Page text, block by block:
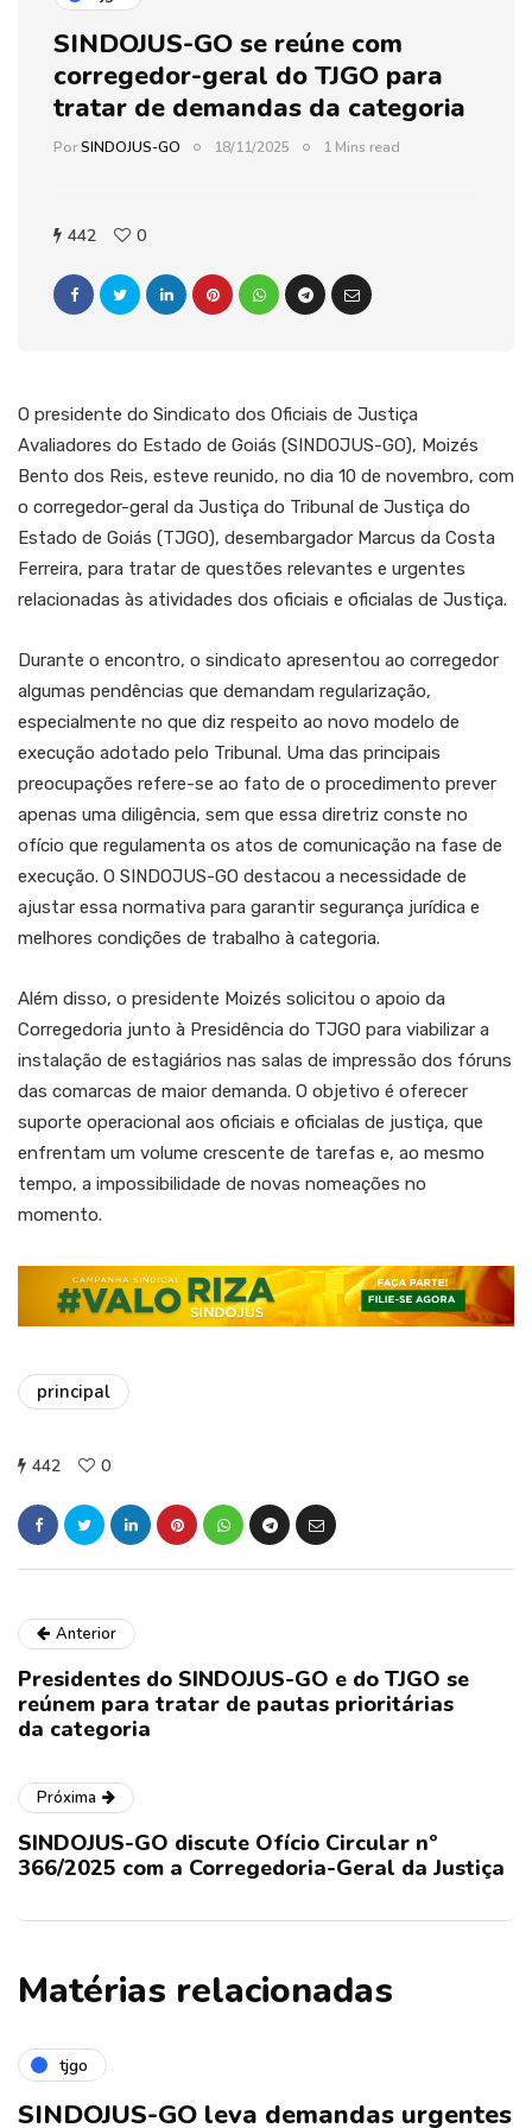
SINDOJUS-GO se reúne com
corregedor-geral do TJGO para
tratar de demandas da categoria
PorSINDOJUS-GO 18/11/2025 1 Mins read
442 0
O presidente do Sindicato dos Oficiais de Justiça
Avaliadores do Estado de Goiás (SINDOJUS-GO), Moizés
Bento dos Reis, esteve reunido, no dia 10 de novembro, com
o corregedor-geral da Justiça do Tribunal de Justiça do
Estado de Goiás (TJGO), desembargador Marcus da Costa
Ferreira, para tratar de questões relevantes e urgentes
relacionadas às atividades dos oficiais e oficialas de Justiça.
Durante o encontro, o sindicato apresentou ao corregedor
algumas pendências que demandam regularização,
especialmente no que diz respeito ao novo modelo de
execução adotado pelo Tribunal. Uma das principais
preocupações refere-se ao fato de o procedimento prever
apenas uma diligência, sem que essa diretriz conste no
ofício que regulamenta os atos de comunicação na fase de
execução. O SINDOJUS-GO destacou a necessidade de
ajustar essa normativa para garantir segurança jurídica e
melhores condições de trabalho à categoria.
Além disso, o presidente Moizés solicitou o apoio da
Corregedoria junto à Presidência do TJGO para viabilizar a
instalação de estagiários nas salas de impressão dos fóruns
das comarcas de maior demanda. O objetivo é oferecer
suporte operacional aos oficiais e oficialas de justiça, que
enfrentam um volume crescente de tarefas e, ao mesmo
tempo, a impossibilidade de novas nomeações no
momento.
principal
442 0
Anterior
Presidentes do SINDOJUS-GO e do TJGO se
reúnem para tratar de pautas prioritárias
da categoria
Próxima
SINDOJUS-GO discute Ofício Circular nº
366/2025 com a Corregedoria-Geral da Justiça
Matérias relacionadas
tjgo
SINDOJUS-GO leva demandas urgentes